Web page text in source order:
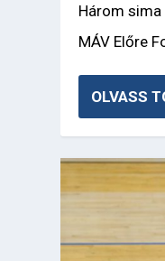
Három
MÁV Előre
OLVASS